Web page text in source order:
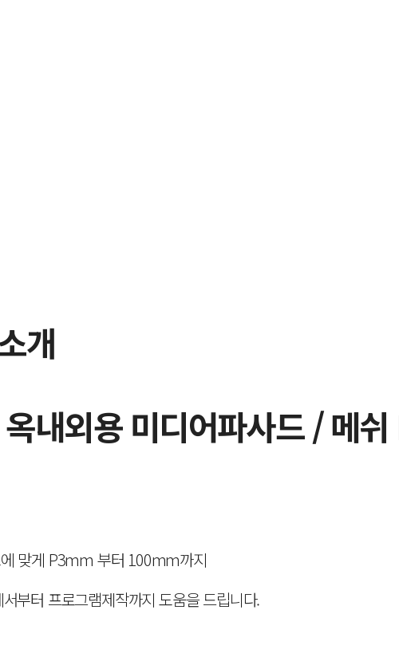
개
외용 미디어파사드 / 메쉬
에 맞게 P3mm 부터 100mm까지
부터 프로그램제작까지 도움을 드립니다.